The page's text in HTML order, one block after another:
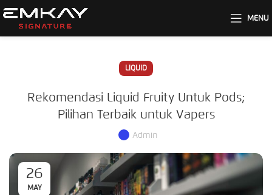
MENU
LIQUID
Rekomendasi Liquid Fruity Untuk Pods;
Pilihan Terbaik untuk Vapers
Admin
26
MAY